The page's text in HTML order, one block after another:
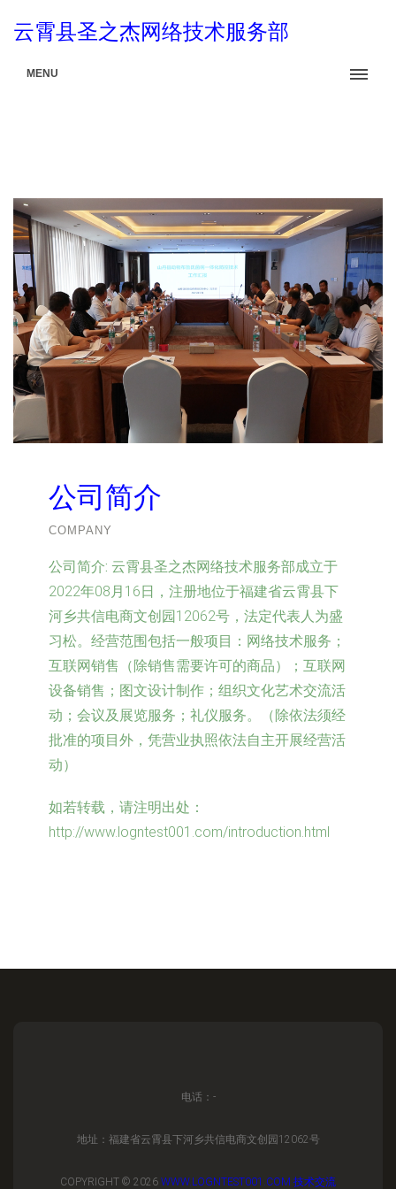
云霄县圣之杰网络技术服务部
MENU
公司简介
COMPANY
公司简介: 云霄县圣之杰网络技术服务部成立于
2022年08月16日，注册地位于福建省云霄县下
河乡共信电商文创园12062号，法定代表人为盛
习松。经营范围包括一般项目：网络技术服务；
互联网销售（除销售需要许可的商品）；互联网
设备销售；图文设计制作；组织文化艺术交流活
动；会议及展览服务；礼仪服务。（除依法须经
批准的项目外，凭营业执照依法自主开展经营活
动）
如若转载，请注明出处：
http://www.logntest001.com/introduction.html
电话：-
地址：福建省云霄县下河乡共信电商文创园12062号
COPYRIGHT © 2026 WWW.LOGNTEST001.COM 技术交流